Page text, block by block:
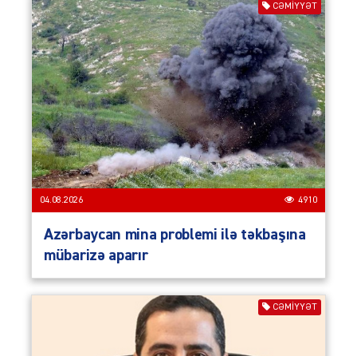
CƏMIYYƏT
04.08.2026 4910
Azərbaycan mina problemi ilə təkbaşına
mübarizə aparır
CƏMIYYƏT